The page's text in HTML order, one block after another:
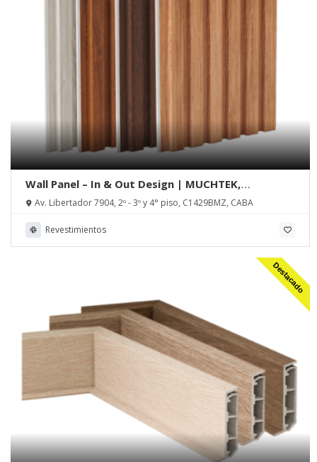
Wall Panel – In & Out Design | MUCHTEK,
Tecnoperfiles Group
Av. Libertador 7904, 2º - 3º y 4° piso, C1429BMZ, CABA
Revestimientos
Destacado